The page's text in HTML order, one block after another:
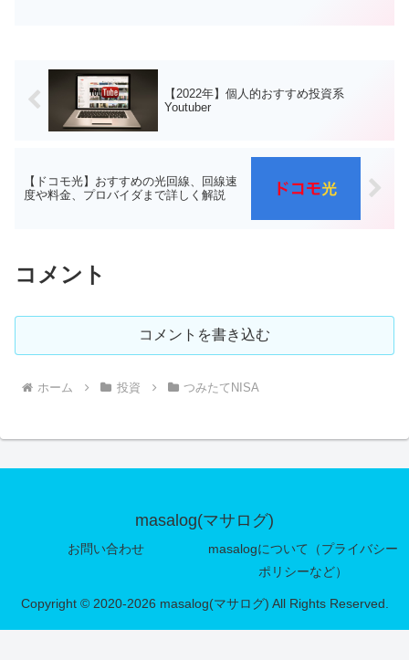
【2022年】個人的おすすめ投資系
Youtuber
【ドコモ光】おすすめの光回線、回線速
度や料金、プロバイダまで詳しく解説
コメント
コメントを書き込む
ホーム 投資 つみたてNISA
masalog(マサログ)
お問い合わせ
masalogについて（プライバシー
ポリシーなど）
Copyright © 2020-2026 masalog(マサログ) All Rights Reserved.